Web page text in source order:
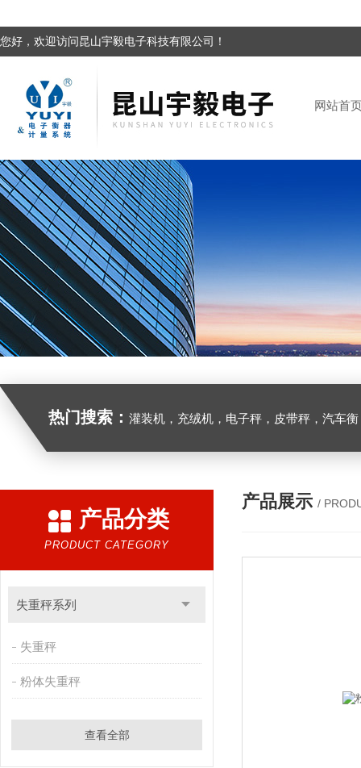
您好，欢迎访问昆山宇毅电子科技有限公司！
网站首
热门搜索： 灌装机，充绒机，电子秤，皮带秤，汽车
产品分类
PRODUCT CATEGORY
失重秤系列
失重秤
粉体失重秤
查看全部
产品展示 /